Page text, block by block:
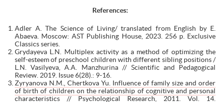
References:
Adler A. The Science of Living/ translated from English by E.
Abaeva. Moscow: AST Publishing House, 2023. 256 p. Exclusive
Classics series.
Grydayeva L.N. Multiplex activity as a method of optimizing the
self-esteem of preschool children with different sibling positions /
L.N. Vasilyeva, A.A. Manzhurina // Scientific and Pedagogical
Review. 2019. Issue 6(28).: 9-16.
Zyryanova N.M., Chertkova Yu. Influence of family size and order
of birth of children on the relationship of cognitive and personal
characteristics // Psychological Research, 2011. Vol. 14.